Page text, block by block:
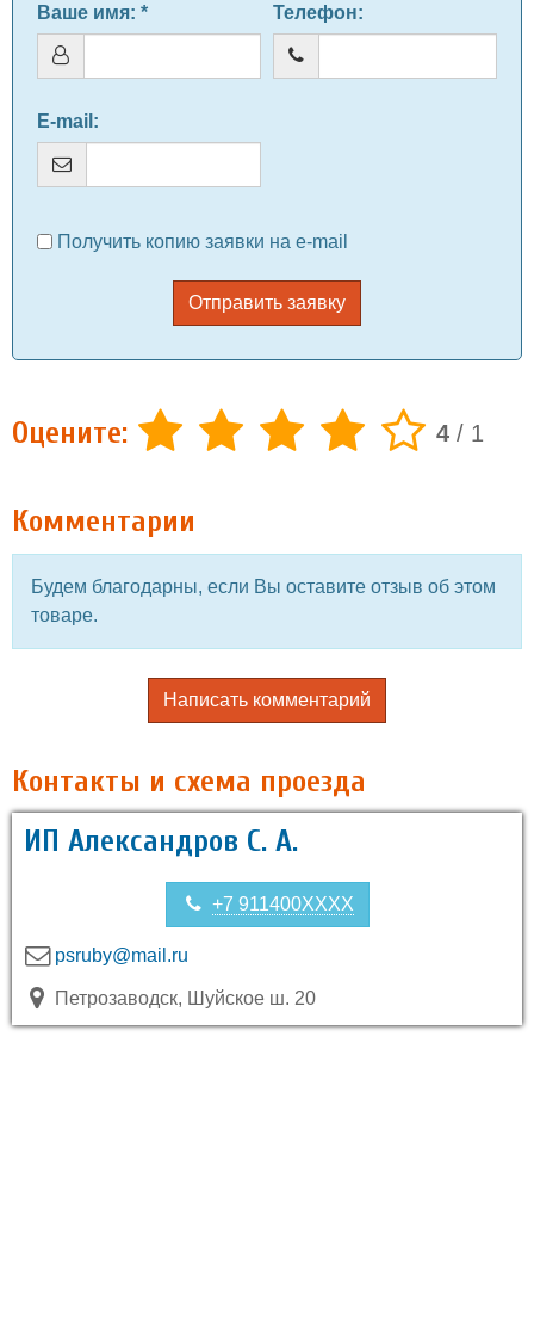
Ваше имя: * Телефон:
E-mail :
Получить копию заявки на e-mail
Отправить заявку
Оцените: 4 / 1
Комментарии
Будем благодарны, если Вы оставите отзыв об этом
товаре.
Написать комментарий
Контакты и схема проезда
ИП Александров С. А.
+7 911400XXXX
psruby@mail.ru
Петрозаводск, Шуйское ш. 20